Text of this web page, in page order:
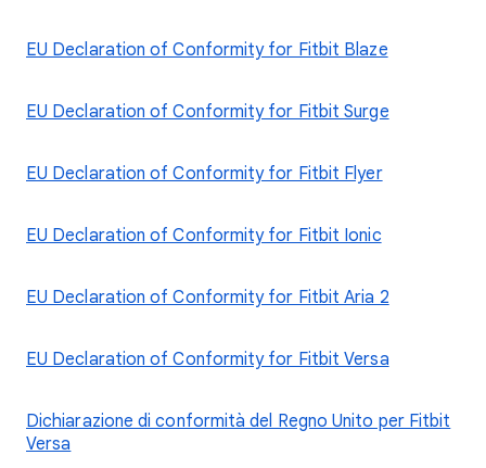
EU Declaration of Conformity for Fitbit Blaze
EU Declaration of Conformity for Fitbit Surge
EU Declaration of Conformity for Fitbit Flyer
EU Declaration of Conformity for Fitbit Ionic
EU Declaration of Conformity for Fitbit Aria 2
EU Declaration of Conformity for Fitbit Versa
Dichiarazione di conformità del Regno Unito per Fitbit
Versa